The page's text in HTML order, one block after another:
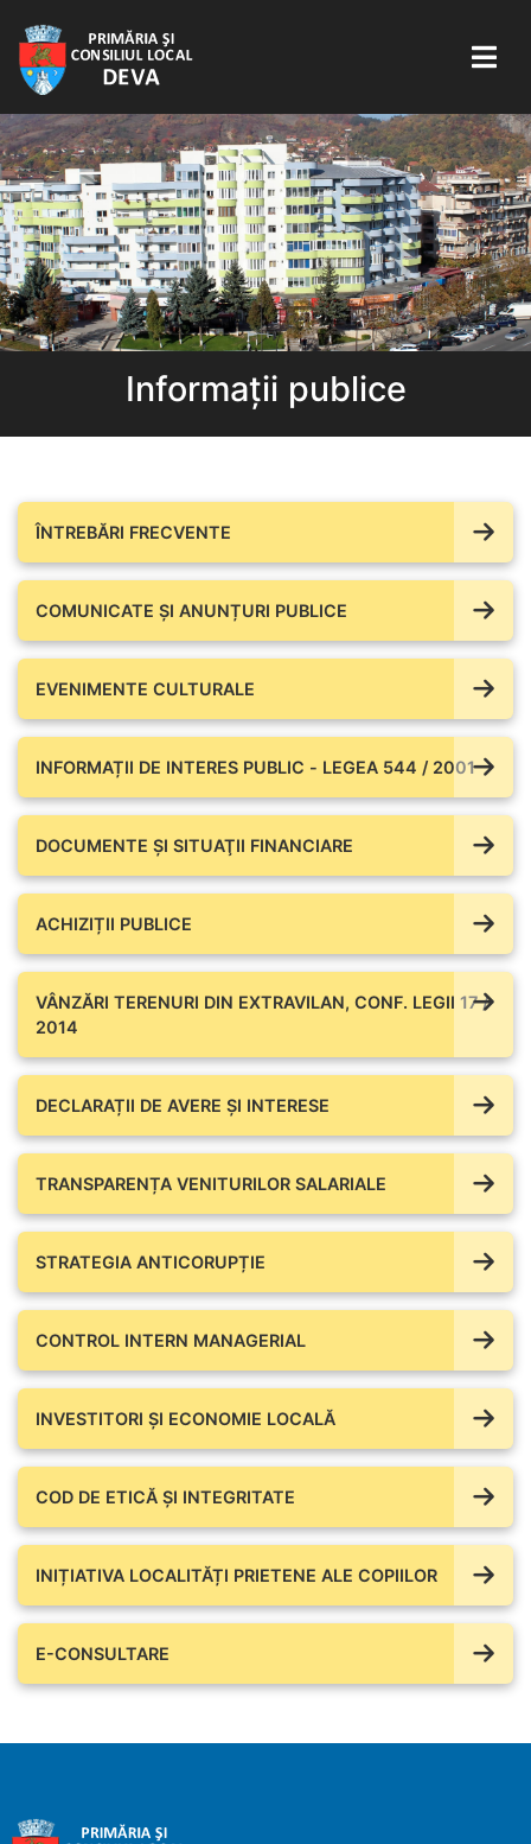
Informații publice
ÎNTREBĂRI FRECVENTE
COMUNICATE ŞI ANUNȚURI PUBLICE
EVENIMENTE CULTURALE
INFORMAȚII DE INTERES PUBLIC - LEGEA 544 / 2001
DOCUMENTE ŞI SITUAŢII FINANCIARE
ACHIZIȚII PUBLICE
VÂNZĂRI TERENURI DIN EXTRAVILAN, CONF. LEGII 17 /
2014
DECLARAȚII DE AVERE ŞI INTERESE
TRANSPARENȚA VENITURILOR SALARIALE
STRATEGIA ANTICORUPȚIE
CONTROL INTERN MANAGERIAL
INVESTITORI ȘI ECONOMIE LOCALĂ
COD DE ETICĂ ȘI INTEGRITATE
INIȚIATIVA LOCALITĂȚI PRIETENE ALE COPIILOR
E-CONSULTARE